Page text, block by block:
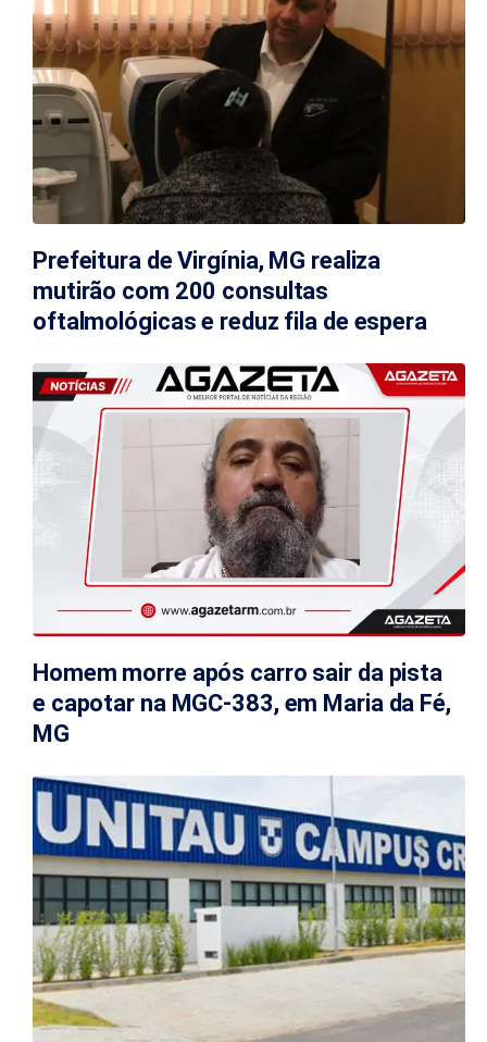
Prefeitura de Virgínia, MG realiza
mutirão com 200 consultas
oftalmológicas e reduz fila de espera
Homem morre após carro sair da pista
e capotar na MGC-383, em Maria da Fé,
MG